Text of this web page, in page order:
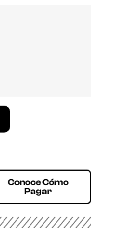
Conoce Cómo
Pagar